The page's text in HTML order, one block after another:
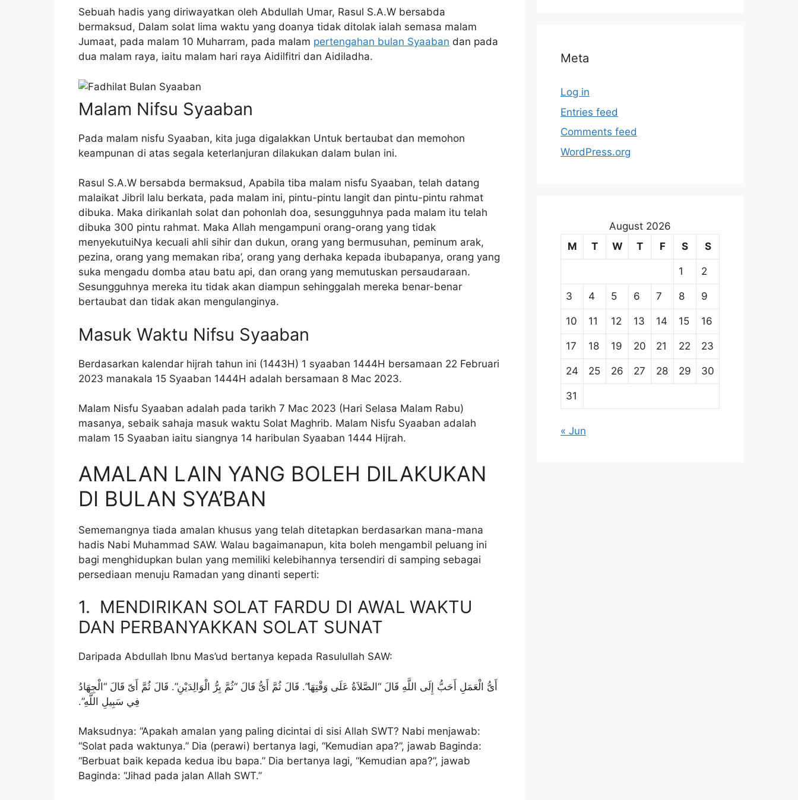
Sebuah hadis yang diriwayatkan oleh Abdullah Umar, Rasul S.A.W bersabda
bermaksud, Dalam solat lima waktu yang doanya tidak ditolak ialah semasa malam
Jumaat, pada malam 10 Muharram, pada malam pertengahan bulan Syaaban dan pada
dua malam raya, iaitu malam hari raya Aidilfitri dan Aidiladha.
Malam Nifsu Syaaban
Pada malam nisfu Syaaban, kita juga digalakkan Untuk bertaubat dan memohon
keampunan di atas segala keterlanjuran dilakukan dalam bulan ini.
Rasul S.A.W bersabda bermaksud, Apabila tiba malam nisfu Syaaban, telah datang
malaikat Jibril lalu berkata, pada malam ini, pintu-pintu langit dan pintu-pintu rahmat
dibuka. Maka dirikanlah solat dan pohonlah doa, sesungguhnya pada malam itu telah
dibuka 300 pintu rahmat. Maka Allah mengampuni orang-orang yang tidak
menyekutuiNya kecuali ahli sihir dan dukun, orang yang bermusuhan, peminum arak,
pezina, orang yang memakan riba’, orang yang derhaka kepada ibubapanya, orang yang
suka mengadu domba atau batu api, dan orang yang memutuskan persaudaraan.
Sesungguhnya mereka itu tidak akan diampun sehinggalah mereka benar-benar
bertaubat dan tidak akan mengulanginya.
Masuk Waktu Nifsu Syaaban
Berdasarkan kalendar hijrah tahun ini (1443H) 1 syaaban 1444H bersamaan 22 Februari
2023 manakala 15 Syaaban 1444H adalah bersamaan 8 Mac 2023.
Malam Nisfu Syaaban adalah pada tarikh 7 Mac 2023 (Hari Selasa Malam Rabu)
masanya, sebaik sahaja masuk waktu Solat Maghrib. Malam Nisfu Syaaban adalah
malam 15 Syaaban iaitu siangnya 14 haribulan Syaaban 1444 Hijrah.
AMALAN LAIN YANG BOLEH DILAKUKAN
DI BULAN SYA’BAN
Sememangnya tiada amalan khusus yang telah ditetapkan berdasarkan mana-mana
hadis Nabi Muhammad SAW. Walau bagaimanapun, kita boleh mengambil peluang ini
bagi menghidupkan bulan yang memiliki kelebihannya tersendiri di samping sebagai
persediaan menuju Ramadan yang dinanti seperti:
1. MENDIRIKAN SOLAT FARDU DI AWAL WAKTU
DAN PERBANYAKKAN SOLAT SUNAT
Daripada Abdullah Ibnu Mas’ud bertanya kepada Rasulullah SAW:
أَىُّ الْعَمَلِ أَحَبُّ إِلَى اللَّهِ قَالَ‏ “الصَّلاَةُ عَلَى وَقْتِهَا”‌‌‏.‏ قَالَ ثُمَّ أَىُّ قَالَ “ثُمَّ بِرُّ الْوَالِدَيْنِ‏”‌‏.‏ قَالَ ثُمَّ أَىّ قَالَ “الْجِهَادُ
فِي سَبِيلِ اللَّهِ”‏.‌‏
Maksudnya: “Apakah amalan yang paling dicintai di sisi Allah SWT? Nabi menjawab:
“Solat pada waktunya.” Dia (perawi) bertanya lagi, “Kemudian apa?”, jawab Baginda:
“Berbuat baik kepada kedua ibu bapa.” Dia bertanya lagi, “Kemudian apa?”, jawab
Baginda: “Jihad pada jalan Allah SWT.”
Meta
Log in
Entries feed
Comments feed
WordPress.org
August 2026
M
T W T F S S
1 2
3 4 5 6 7 8 9
10 11 12 13 14 15 16
17 18 19 20 21 22 23
24 25 26 27 28 29 30
31
« Jun